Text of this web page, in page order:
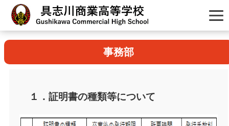
事務部
１．証明書の種類等について